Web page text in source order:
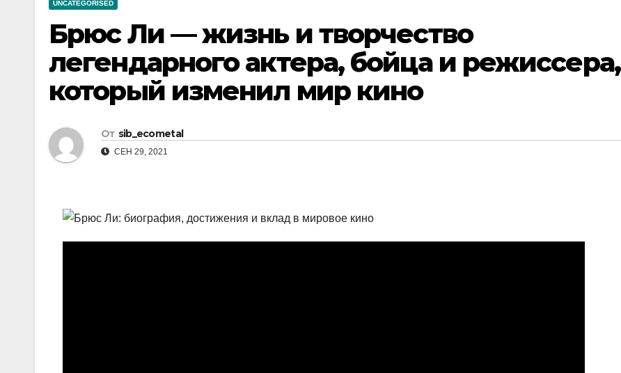
UNCATEGORISED
Брюс Ли — жизнь и творчество
легендарного актера, бойца и режиссера,
который изменил мир кино
От sib_ecometal
СЕН 29, 2021